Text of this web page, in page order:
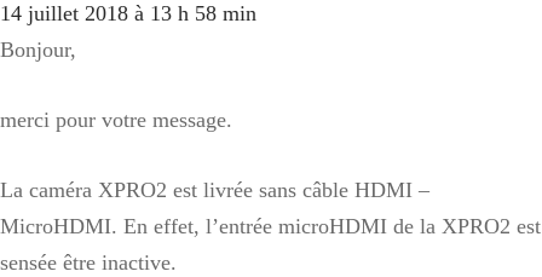
14 juillet 2018 à 13 h 58 min
Bonjour,
merci pour votre message.
La caméra XPRO2 est livrée sans câble HDMI –
MicroHDMI. En effet, l’entrée microHDMI de la XPRO2 est
sensée être inactive.